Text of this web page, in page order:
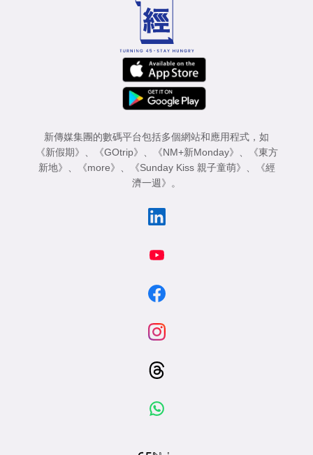
新傳媒集團的數碼平台包括多個網站和應用程式，如
《新假期》 、 《GOtrip》 、 《NM+新Monday》 、
《東方
新地》 、 《more》 、 《Sunday Kiss 親子童萌》 、
《經
濟一週》 。